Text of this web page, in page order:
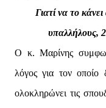
Γιατί να το
υπαλλήλους,
Ο κ. Μαρίνης
λόγος για τον οποίο
ολοκληρώνει τις